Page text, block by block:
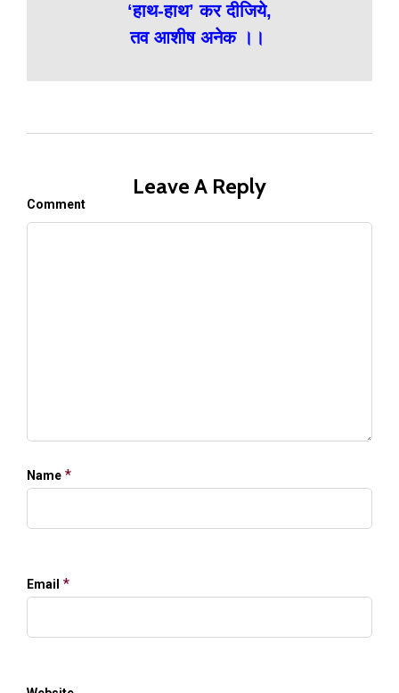
‘हाथ-हाथ’ कर दीजिये,
तव आशीष अनेक ।।
Leave A Reply
Comment
Name *
Email *